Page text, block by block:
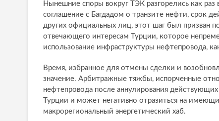
Нынешние споры вокруг TЭК разгорелись как раз
соглашение с Багдадом о транзите нефти, срок
других официальных лиц, этот шаг был призван
отвечающего интересам Турции, которое
использование инфраструктуры нефтепровода,
Время, избранное для отмены сделки и
значение. Арбитражные тяжбы, испорченные
нефтепровода после аннулирования
Турции и может негативно отразиться на
макрорегиональный энергетический хаб.